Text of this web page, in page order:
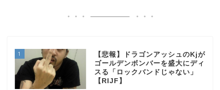
1
【悲報】ドラゴンアッシュのKjが
ゴールデンボンバーを盛大にディ
スる「ロックバンドじゃない」
【RIJF】